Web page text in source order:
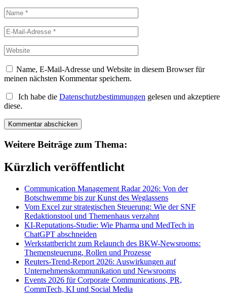
Name, E-Mail-Adresse und Website in diesem Browser für
meinen nächsten Kommentar speichern.
Ich habe die Datenschutzbestimmungen gelesen und akzeptiere
diese.
Weitere Beiträge zum Thema:
Kürzlich veröffentlicht
Communication Management Radar 2026: Von der
Botschwemme bis zur Kunst des Weglassens
Vom Excel zur strategischen Steuerung: Wie der SNF
Redaktionstool und Themenhaus verzahnt
KI-Reputations-Studie: Wie Pharma und MedTech in
ChatGPT abschneiden
Werkstattbericht zum Relaunch des BKW-Newsrooms:
Themensteuerung, Rollen und Prozesse
Reuters-Trend-Report 2026: Auswirkungen auf
Unternehmenskommunikation und Newsrooms
Events 2026 für Corporate Communications, PR,
CommTech, KI und Social Media